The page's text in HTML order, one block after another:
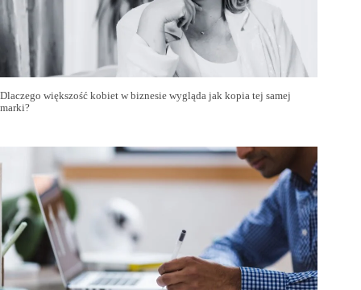
Dlaczego większość kobiet w biznesie wygląda jak kopia tej samej
marki?